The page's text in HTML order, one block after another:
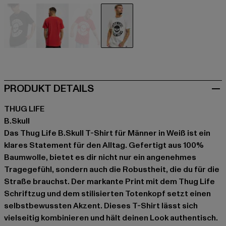
PRODUKT DETAILS
THUG LIFE
B.Skull
Das Thug Life B.Skull T-Shirt für Männer in Weiß ist ein
klares Statement für den Alltag. Gefertigt aus 100%
Baumwolle, bietet es dir nicht nur ein angenehmes
Tragegefühl, sondern auch die Robustheit, die du für die
Straße brauchst. Der markante Print mit dem Thug Life
Schriftzug und dem stilisierten Totenkopf setzt einen
selbstbewussten Akzent. Dieses T-Shirt lässt sich
vielseitig kombinieren und hält deinen Look authentisch.